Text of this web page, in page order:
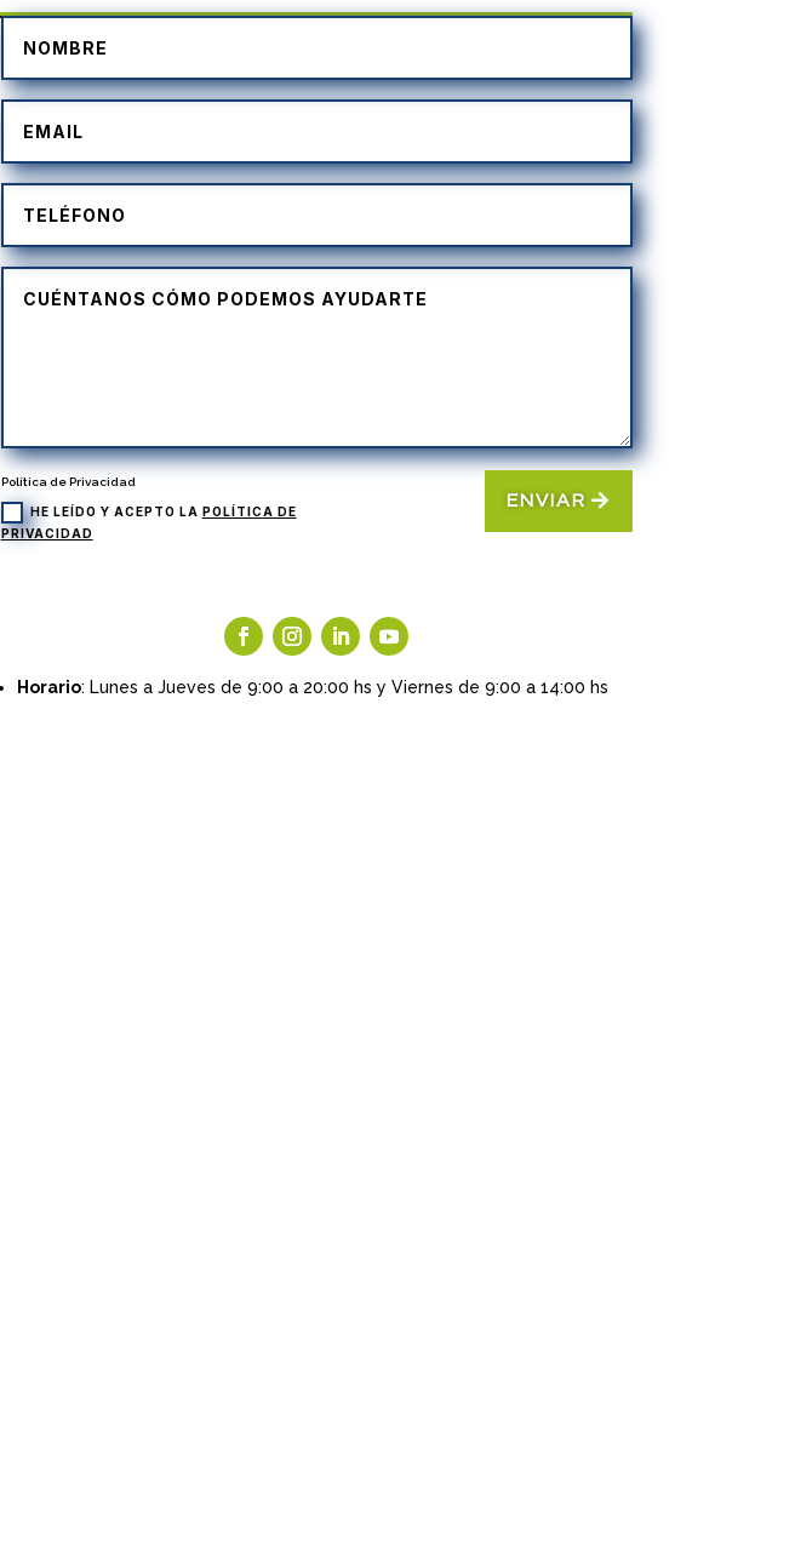
Política de Privacidad
HE LEÍDO Y ACEPTO LA POLÍTICA DE
PRIVACIDAD
ENVIAR
Horario: Lunes a Jueves de 9:00 a 20:00 hs y Viernes de 9:00 a 14:00 hs